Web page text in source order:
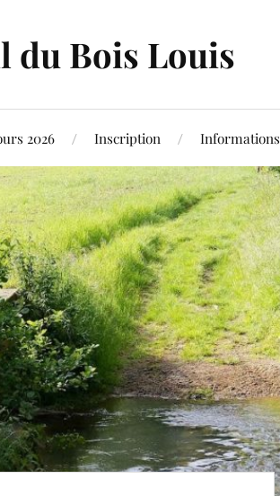
du Bois Louis
2026 Inscription Informations